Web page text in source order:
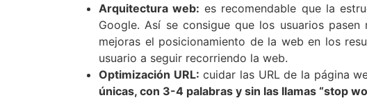
Arquitectura web: es recomendable que la
Google. Así se consigue que los usuarios
mejoras el posicionamiento de la web en los
usuario a seguir recorriendo la web.
Optimización URL: cuidar las URL de la página
únicas, con 3-4 palabras y sin las llamas “stop